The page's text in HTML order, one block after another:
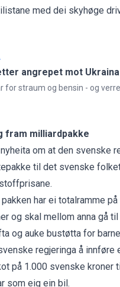
med dei skyhøge
angrepet mot Ukraina
for straum og bensin - og
fram milliardpakke
om at den svenske
til det svenske
har ei totalramme
og skal mellom anna gå
og auke bustøtta for
regjeringa å innføre
på 1.000 svenske kroner
som eig ein bil.